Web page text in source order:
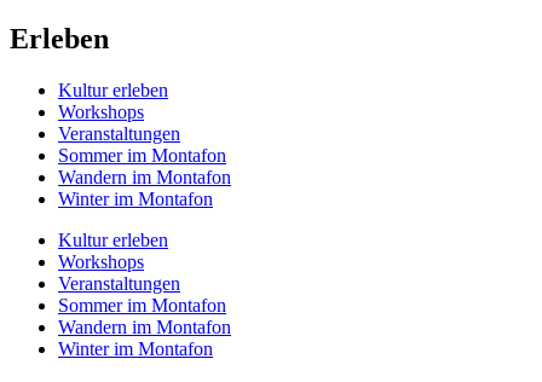
Erleben
Kultur erleben
Workshops
Veranstaltungen
Sommer im Montafon
Wandern im Montafon
Winter im Montafon
Kultur erleben
Workshops
Veranstaltungen
Sommer im Montafon
Wandern im Montafon
Winter im Montafon